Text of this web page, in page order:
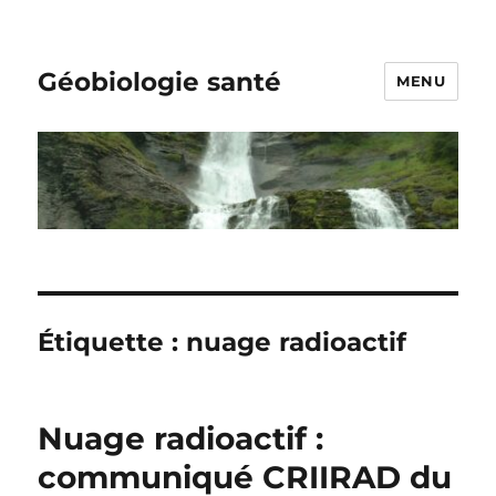
Géobiologie santé MENU
Étiquette : nuage radioactif
Nuage radioactif :
communiqué CRIIRAD du